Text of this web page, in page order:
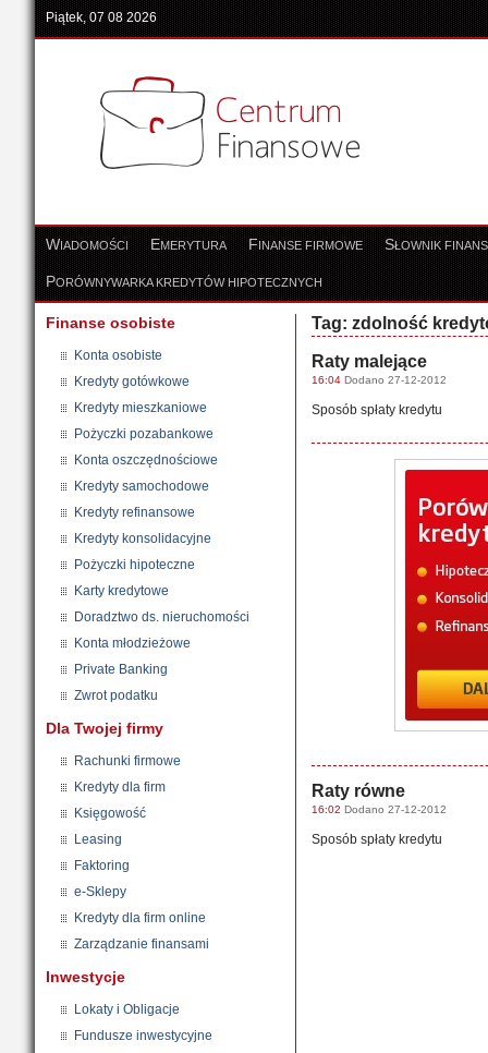
Piątek, 07 08 2026
WIADOMOŚCI EMERYTURA FINANSE FIRMOWE SŁOWNIK
PORÓWNYWARKA KREDYTÓW HIPOTECZNYCH
Finanse osobiste
Konta osobiste
Kredyty gotówkowe
Kredyty mieszkaniowe
Pożyczki pozabankowe
Konta oszczędnościowe
Kredyty samochodowe
Kredyty refinansowe
Kredyty konsolidacyjne
Pożyczki hipoteczne
Karty kredytowe
Doradztwo ds. nieruchomości
Konta młodzieżowe
Private Banking
Zwrot podatku
Dla Twojej firmy
Rachunki firmowe
Kredyty dla firm
Księgowość
Leasing
Faktoring
e-Sklepy
Kredyty dla firm online
Zarządzanie finansami
Inwestycje
Lokaty i Obligacje
Fundusze inwestycyjne
Tag: zdolność
Raty malejące
16:04 Dodano 27-12-2012
Sposób spłaty kredytu
Raty równe
16:02 Dodano 27-12-2012
Sposób spłaty kredytu